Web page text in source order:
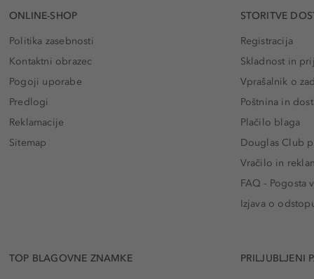
ONLINE-SHOP
Politika zasebnosti
Kontaktni obrazec
Pogoji uporabe
Predlogi
Reklamacije
Sitemap
STORITVE
Registracija
Skladnost in
Vprašalnik o
Poštnina in
Plačilo blaga
Douglas Club
Vračilo in
FAQ - Pogosta
Izjava o
TOP BLAGOVNE ZNAMKE PRILJUBLJENI